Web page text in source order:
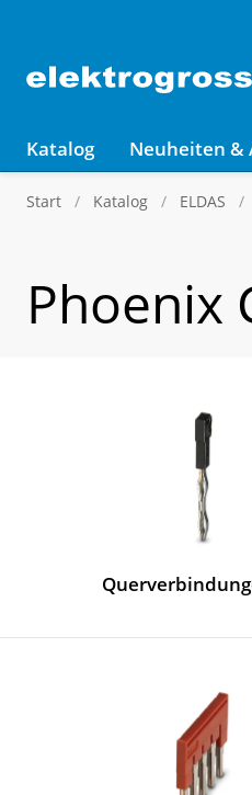
Katalog Neuheiten &
Start Katalog ELDAS
Phoenix